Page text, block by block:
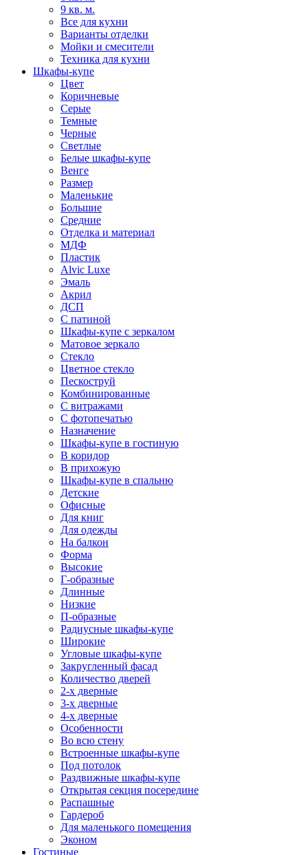
9 кв. м.
Все для кухни
Варианты отделки
Мойки и смесители
Техника для кухни
Шкафы-купе
Цвет
Коричневые
Серые
Темные
Черные
Светлые
Белые шкафы-купе
Венге
Размер
Маленькие
Большие
Средние
Отделка и материал
МДФ
Пластик
Alvic Luxe
Эмаль
Акрил
ДСП
С патиной
Шкафы-купе с зеркалом
Матовое зеркало
Стекло
Цветное стекло
Пескоструй
Комбинированные
С витражами
С фотопечатью
Назначение
Шкафы-купе в гостиную
В коридор
В прихожую
Шкафы-купе в спальню
Детские
Офисные
Для книг
Для одежды
На балкон
Форма
Высокие
Г-образные
Длинные
Низкие
П-образные
Радиусные шкафы-купе
Широкие
Угловые шкафы-купе
Закругленный фасад
Количество дверей
2-х дверные
3-х дверные
4-х дверные
Особенности
Во всю стену
Встроенные шкафы-купе
Под потолок
Раздвижные шкафы-купе
Открытая секция посередине
Распашные
Гардероб
Для маленького помещения
Эконом
Гостиные